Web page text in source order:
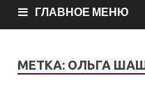
ГЛАВНОЕ МЕНЮ
МЕТКА: ОЛЬГА